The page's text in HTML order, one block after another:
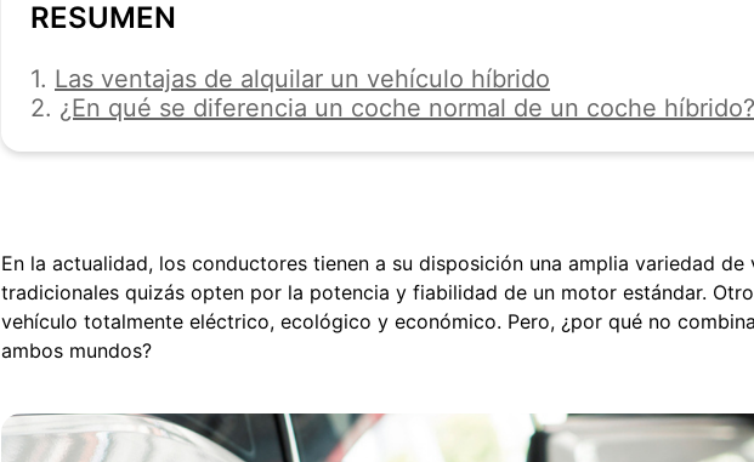
RESUMEN
1. Las ventajas de alquilar un vehículo híbrido
2. ¿En qué se diferencia un coche normal de un coche híbrido?
En la actualidad, los conductores tienen a su disposición una amplia variedad de
tradicionales quizás opten por la potencia y fiabilidad de un motor estándar.
vehículo totalmente eléctrico, ecológico y económico. Pero, ¿por qué no
ambos mundos?